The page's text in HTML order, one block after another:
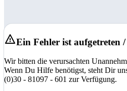
Ein Fehler ist aufgetreten
Wir bitten die verursachten
Wenn Du Hilfe benötigst, steht Dir
(0)30 - 81097 - 601 zur Verfügung.